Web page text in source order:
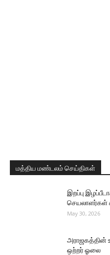
மத்திய மண்டலம் செய்திகள்
இறப்பு
செயலாளர்கள்
May 30, 2026
அராஜகத்தின்
ஒற்றர் ஓலை